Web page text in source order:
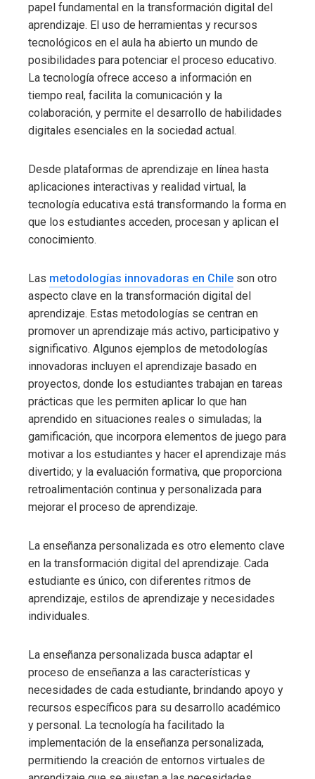
papel fundamental en la transformación digital del
aprendizaje. El uso de herramientas y recursos
tecnológicos en el aula ha abierto un mundo de
posibilidades para potenciar el proceso educativo.
La tecnología ofrece acceso a información en
tiempo real, facilita la comunicación y la
colaboración, y permite el desarrollo de habilidades
digitales esenciales en la sociedad actual.
Desde plataformas de aprendizaje en línea hasta
aplicaciones interactivas y realidad virtual, la
tecnología educativa está transformando la forma en
que los estudiantes acceden, procesan y aplican el
conocimiento.
Las metodologías innovadoras en Chile son otro
aspecto clave en la transformación digital del
aprendizaje. Estas metodologías se centran en
promover un aprendizaje más activo, participativo y
significativo. Algunos ejemplos de metodologías
innovadoras incluyen el aprendizaje basado en
proyectos, donde los estudiantes trabajan en tareas
prácticas que les permiten aplicar lo que han
aprendido en situaciones reales o simuladas; la
gamificación, que incorpora elementos de juego para
motivar a los estudiantes y hacer el aprendizaje más
divertido; y la evaluación formativa, que proporciona
retroalimentación continua y personalizada para
mejorar el proceso de aprendizaje.
La enseñanza personalizada es otro elemento clave
en la transformación digital del aprendizaje. Cada
estudiante es único, con diferentes ritmos de
aprendizaje, estilos de aprendizaje y necesidades
individuales.
La enseñanza personalizada busca adaptar el
proceso de enseñanza a las características y
necesidades de cada estudiante, brindando apoyo y
recursos específicos para su desarrollo académico
y personal. La tecnología ha facilitado la
implementación de la enseñanza personalizada,
permitiendo la creación de entornos virtuales de